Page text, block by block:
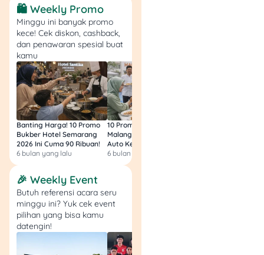
Syarat Mengajukan
Pinjaman di Adapundi
Untuk dapat mengajukan
pinjaman melalui Adapundi,
calon peminjam harus
memenuhi beberapa
kriteria utama, yaitu:
Kewarganegaraan &
Identitas: Merupakan
Indonesia (WNI) dan
memiliki KTP yang
masih berlaku.
Batas Usia: Berada
dalam rentang usia
18 hingga 64 tahun.
🛍️ Weekly Promo
Minggu ini banyak promo
kece! Cek diskon, cashback,
dan penawaran spesial buat
kamu
Banting Harga! 10 Promo
Bukber Hotel Semarang
2026 Ini Cuma 90 Ribuan!
6 bulan yang lalu
10 Promo Bukber Hotel
Malang 2026: Start 75rb,
Auto Kenyang!
6 bulan yang lalu
🎉 Weekly Event
Butuh referensi acara seru
minggu ini? Yuk cek event
pilihan yang bisa kamu
datengin!